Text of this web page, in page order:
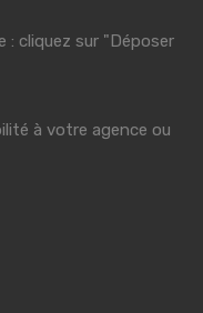
: cliquez sur "Déposer
à votre agence ou